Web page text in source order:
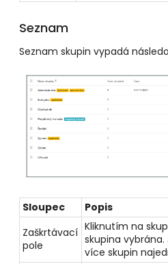
Seznam
Seznam skupin vypadá
Sloupec
Popis
Zaškrtávací
pole
Kliknutím na
skupina
více skupin